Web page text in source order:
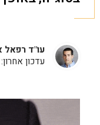
עו"ד רפאל
עדכון אחרון: 29 ביוני,